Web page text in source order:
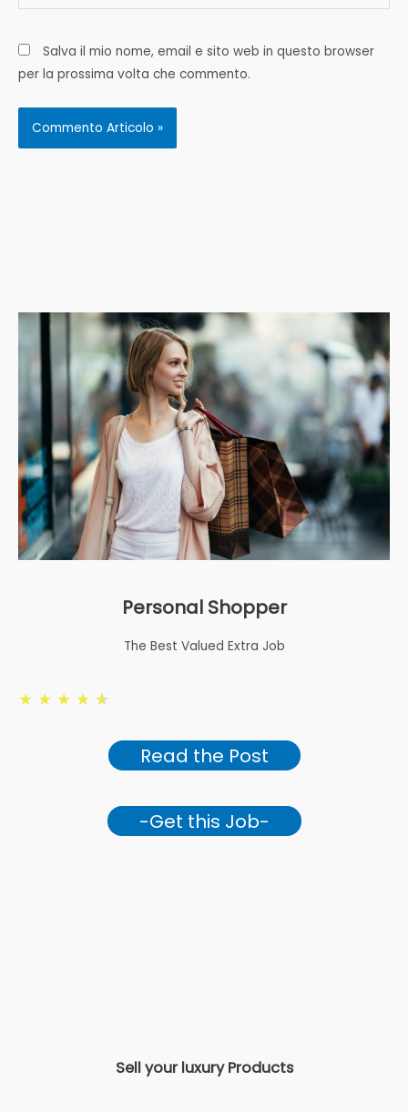
web
Salva il mio nome, email e sito web in questo browser
per la prossima volta che commento.
Personal Shopper
The Best Valued Extra Job
★ ★ ★ ★ ★
Read the Post
-Get this Job-
Sell your luxury Products